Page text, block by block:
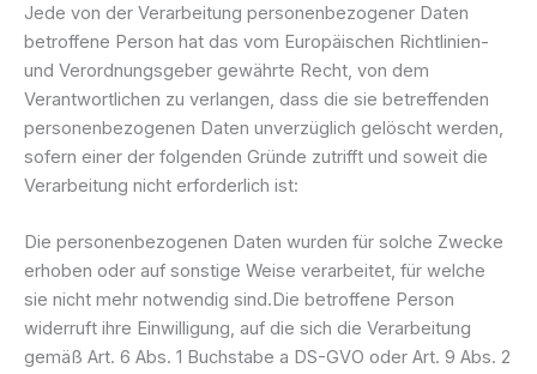
Jede von der Verarbeitung personenbezogener Daten
betroffene Person hat das vom Europäischen Richtlinien-
und Verordnungsgeber gewährte Recht, von dem
Verantwortlichen zu verlangen, dass die sie betreffenden
personenbezogenen Daten unverzüglich gelöscht werden,
sofern einer der folgenden Gründe zutrifft und soweit die
Verarbeitung nicht erforderlich ist:
Die personenbezogenen Daten wurden für solche Zwecke
erhoben oder auf sonstige Weise verarbeitet, für welche
sie nicht mehr notwendig sind.Die betroffene Person
widerruft ihre Einwilligung, auf die sich die Verarbeitung
gemäß Art. 6 Abs. 1 Buchstabe a DS-GVO oder Art. 9 Abs. 2